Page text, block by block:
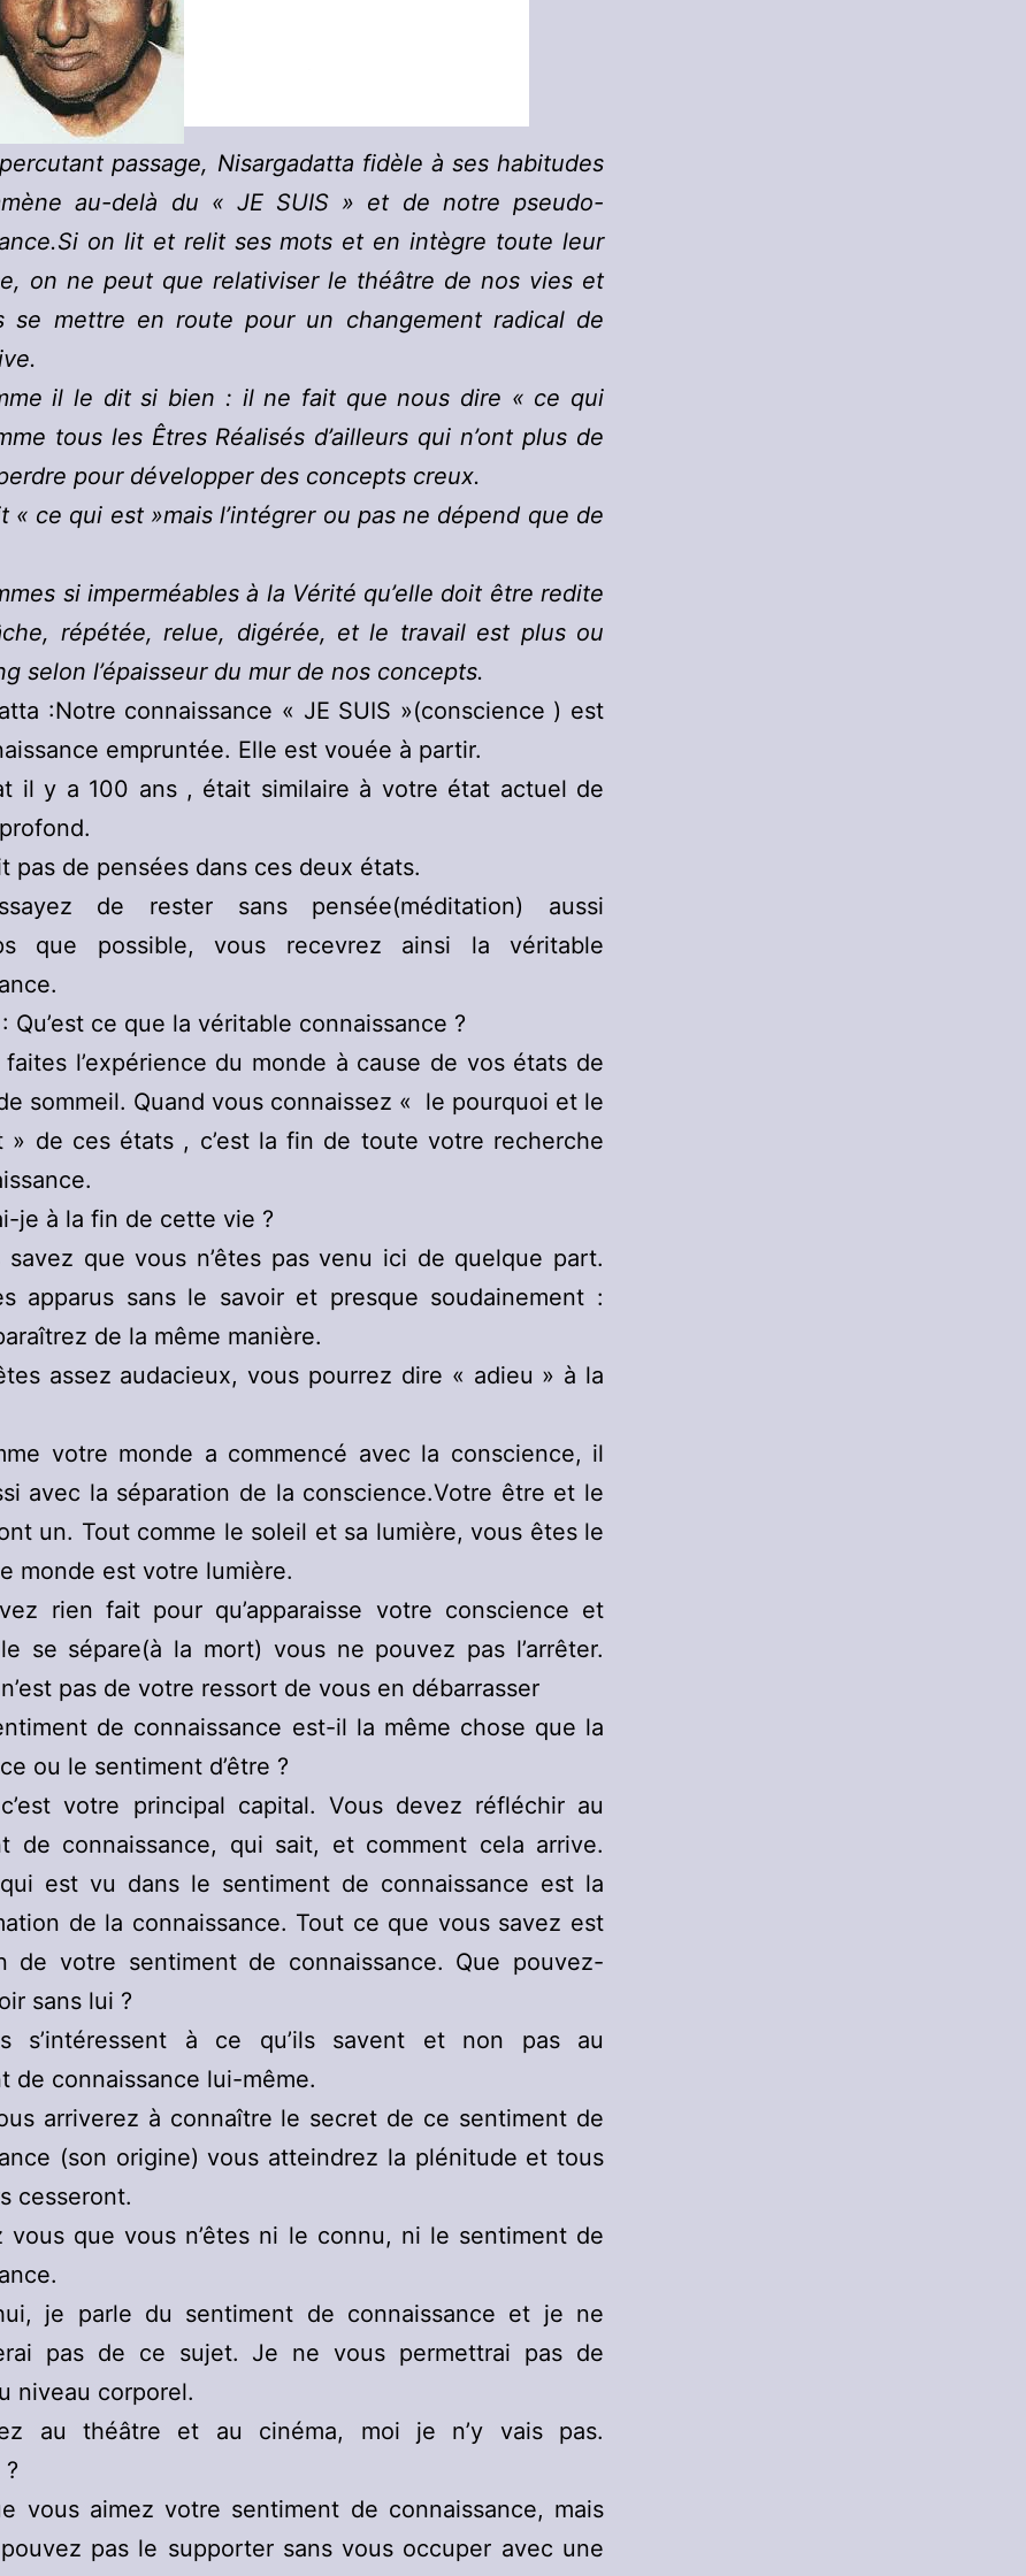
passage, Nisargadatta fidèle à ses habitudes
au-delà du « JE SUIS » et de notre pseudo-
on lit et relit ses mots et en intègre toute leur
on ne peut que relativiser le théâtre de nos vies et
se mettre en route pour un changement radical de
il le dit si bien : il ne fait que nous dire « ce qui
tous les Êtres Réalisés d’ailleurs qui n’ont plus de
pour développer des concepts creux.
« ce qui est »mais l’intégrer ou pas ne dépend que de
si imperméables à la Vérité qu’elle doit être redite
répétée, relue, digérée, et le travail est plus ou
selon l’épaisseur du mur de nos concepts.
:Notre connaissance « JE SUIS »(conscience ) est
empruntée. Elle est vouée à partir.
il y a 100 ans , était similaire à votre état actuel de
pas de pensées dans ces deux états.
de rester sans pensée(méditation) aussi
que possible, vous recevrez ainsi la véritable
Qu’est ce que la véritable connaissance ?
l’expérience du monde à cause de vos états de
sommeil. Quand vous connaissez « le pourquoi et le
» de ces états , c’est la fin de toute votre recherche
je à la fin de cette vie ?
savez que vous n’êtes pas venu ici de quelque part.
apparus sans le savoir et presque soudainement :
de la même manière.
assez audacieux, vous pourrez dire « adieu » à la
votre monde a commencé avec la conscience, il
avec la séparation de la conscience.Votre être et le
un. Tout comme le soleil et sa lumière, vous êtes le
monde est votre lumière.
rien fait pour qu’apparaisse votre conscience et
se sépare(à la mort) vous ne pouvez pas l’arrêter.
pas de votre ressort de vous en débarrasser
de connaissance est-il la même chose que la
ou le sentiment d’être ?
votre principal capital. Vous devez réfléchir au
de connaissance, qui sait, et comment cela arrive.
est vu dans le sentiment de connaissance est la
de la connaissance. Tout ce que vous savez est
de votre sentiment de connaissance. Que pouvez-
sans lui ?
s’intéressent à ce qu’ils savent et non pas au
de connaissance lui-même.
arriverez à connaître le secret de ce sentiment de
(son origine) vous atteindrez la plénitude et tous
cesseront.
vous que vous n’êtes ni le connu, ni le sentiment de
je parle du sentiment de connaissance et je ne
pas de ce sujet. Je ne vous permettrai pas de
niveau corporel.
au théâtre et au cinéma, moi je n’y vais pas.
vous aimez votre sentiment de connaissance, mais
pas le supporter sans vous occuper avec une